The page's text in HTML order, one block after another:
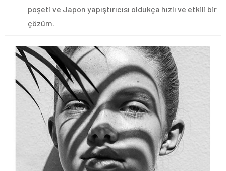
poşeti ve Japon yapıştırıcısı oldukça hızlı ve etkili bir
çözüm.